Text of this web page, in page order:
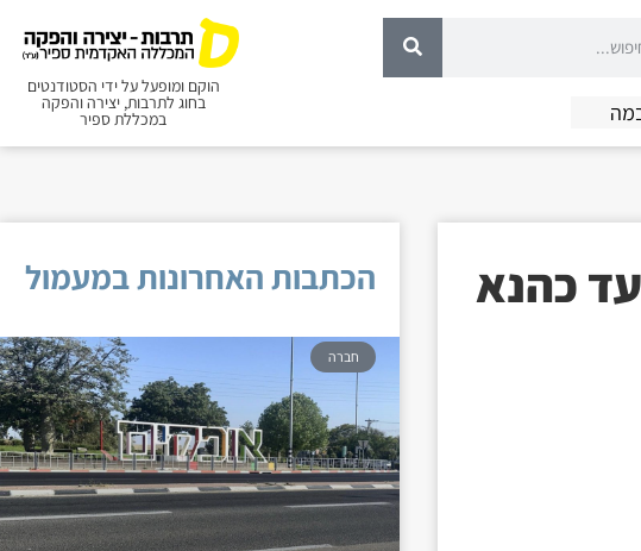
הוקם ומופעל על ידי הסטודנטים
בחוג לתרבות, יצירה והפקה
במכללת ספיר
כהנא הכתבות האחרונות במעמול
חברה